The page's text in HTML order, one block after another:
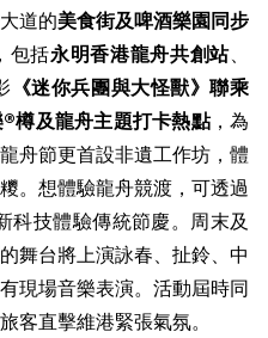
道的美食街及啤酒樂園同步
，包括永明香港龍舟共創站、
《迷你兵團與大怪獸》聯乘
樽及龍舟主題打卡熱點，為
舟節更首設非遺工作坊，體
。想體驗龍舟競渡，可透過
科技體驗傳統節慶。周末及
的舞台將上演詠春、扯鈴、中
現場音樂表演。活動屆時同
客直擊維港緊張氣氛。